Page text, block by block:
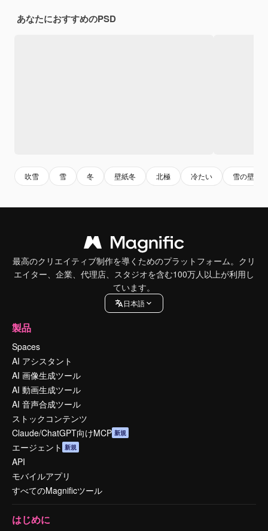
あなたにおすすめのPSD
吹雪 雪 冬 壁紙冬 北極 冷たい 雪の壁紙
最高のクリエイティブ制作を導くためのプラットフォーム。クリ
エイター、企業、代理店、スタジオを含む100万人以上が利用し
ています。
日本語
製品
Spaces
AI アシスタント
AI 画像生成ツール
AI 動画生成ツール
AI 音声合成ツール
ストックコンテンツ
Claude/ChatGPT向けMCP 新規
エージェント 新規
API
モバイルアプリ
すべてのMagnificツール
はじめに